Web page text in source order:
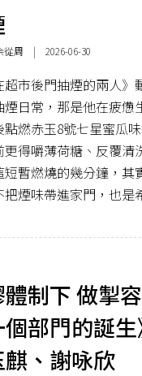
周 | 2026-06-30
超市後門抽煙的兩人
煙日常，那是他在疲
點燃赤玉8號七星蜜瓜
更得嚼薄荷糖、反覆
短暫燃燒的幾分鐘，
把煙味帶進家門，也是
體制下 做掣
部門的誕
麒、謝咏欣